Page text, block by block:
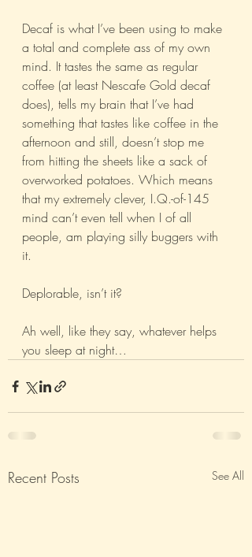
Decaf is what I’ve been using to make
a total and complete ass of my own
mind. It tastes the same as regular
coffee (at least Nescafe Gold decaf
does), tells my brain that I’ve had
something that tastes like coffee in the
afternoon and still, doesn’t stop me
from hitting the sheets like a sack of
overworked potatoes. Which means
that my extremely clever, I.Q.-of-145
mind can’t even tell when I of all
people, am playing silly buggers with
it.
Deplorable, isn’t it?
Ah well, like they say, whatever helps
you sleep at night…
Recent Posts See All